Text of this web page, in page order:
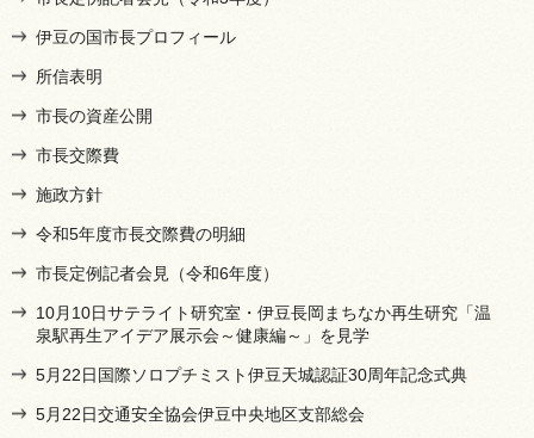
伊豆の国市長プロフィール
所信表明
市長の資産公開
市長交際費
施政方針
令和5年度市長交際費の明細
市長定例記者会見（令和6年度）
10月10日サテライト研究室・伊豆長岡まちなか再生研究「温
泉駅再生アイデア展示会～健康編～」を見学
5月22日国際ソロプチミスト伊豆天城認証30周年記念式典
5月22日交通安全協会伊豆中央地区支部総会